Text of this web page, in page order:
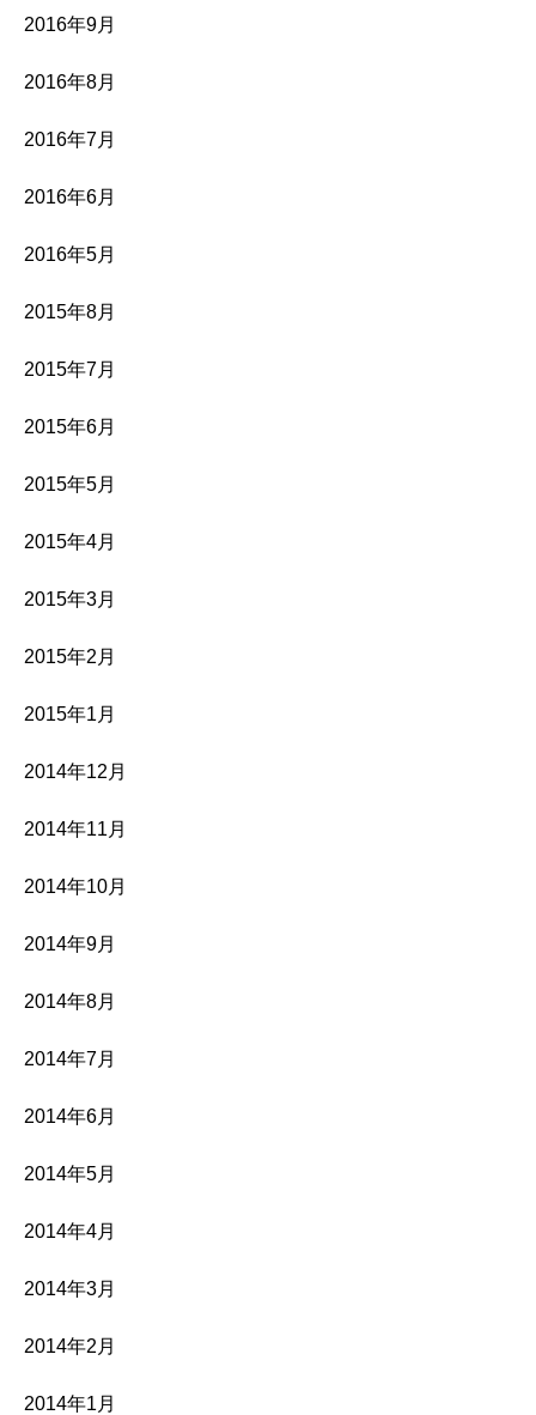
2016年9月
2016年8月
2016年7月
2016年6月
2016年5月
2015年8月
2015年7月
2015年6月
2015年5月
2015年4月
2015年3月
2015年2月
2015年1月
2014年12月
2014年11月
2014年10月
2014年9月
2014年8月
2014年7月
2014年6月
2014年5月
2014年4月
2014年3月
2014年2月
2014年1月